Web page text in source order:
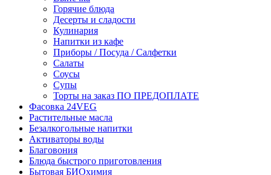
Горячие блюда
Десерты и сладости
Кулинария
Напитки из кафе
Приборы / Посуда / Салфетки
Салаты
Соусы
Супы
Торты на заказ ПО ПРЕДОПЛАТЕ
Фасовка 24VEG
Растительные масла
Безалкогольные напитки
Активаторы воды
Благовония
Блюда быстрого приготовления
Бытовая БИОхимия